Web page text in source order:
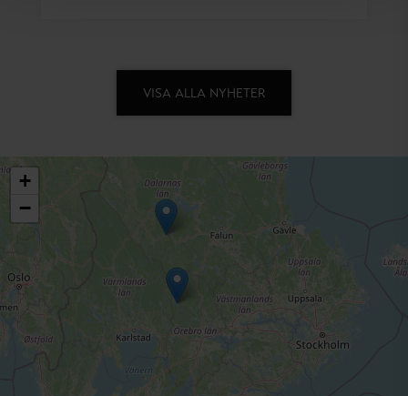
VISA ALLA NYHETER
+
−